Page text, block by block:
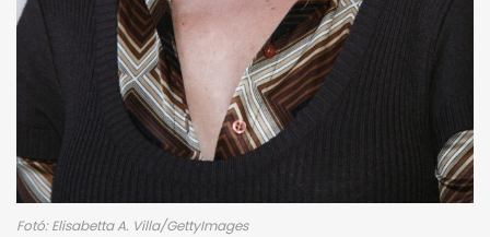
Fotó: Elisabetta A. Villa/GettyImages